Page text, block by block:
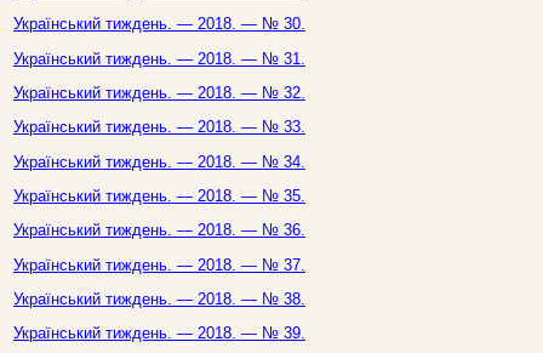
Український тиждень. — 2018. — № 30.
Український тиждень. — 2018. — № 31.
Український тиждень. — 2018. — № 32.
Український тиждень. — 2018. — № 33.
Український тиждень. — 2018. — № 34.
Український тиждень. — 2018. — № 35.
Український тиждень. — 2018. — № 36.
Український тиждень. — 2018. — № 37.
Український тиждень. — 2018. — № 38.
Український тиждень. — 2018. — № 39.